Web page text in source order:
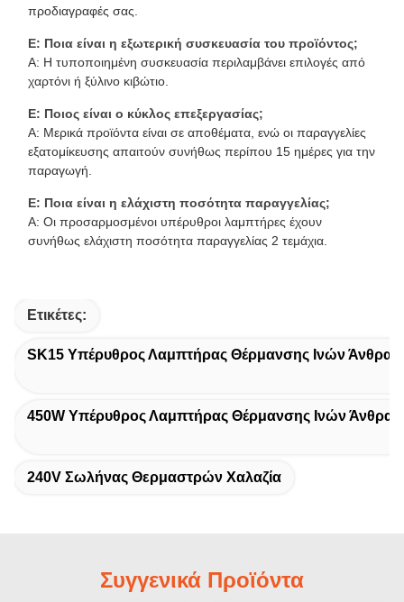
προδιαγραφές σας.
Ε: Ποια είναι η εξωτερική συσκευασία του προϊόντος;
Α: Η τυποποιημένη συσκευασία περιλαμβάνει επιλογές από
χαρτόνι ή ξύλινο κιβώτιο.
Ε: Ποιος είναι ο κύκλος επεξεργασίας;
Α: Μερικά προϊόντα είναι σε αποθέματα, ενώ οι παραγγελίες
εξατομίκευσης απαιτούν συνήθως περίπου 15 ημέρες για την
παραγωγή.
Ε: Ποια είναι η ελάχιστη ποσότητα παραγγελίας;
Α: Οι προσαρμοσμένοι υπέρυθροι λαμπτήρες έχουν
συνήθως ελάχιστη ποσότητα παραγγελίας 2 τεμάχια.
Ετικέτες:
SK15 Υπέρυθρος Λαμπτήρας Θέρμανσης Ινών
450W Υπέρυθρος Λαμπτήρας Θέρμανσης Ινών
240V Σωλήνας Θερμαστρών Χαλαζία
Συγγενικά Προϊόντα